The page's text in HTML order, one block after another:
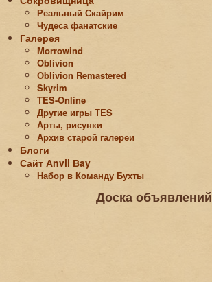
Реальный Скайрим
Чудеса фанатские
Галерея
Morrowind
Oblivion
Oblivion Remastered
Skyrim
TES-Online
Другие игры TES
Арты, рисунки
Архив старой галереи
Блоги
Сайт Аnvil Вay
Набор в Команду Бухты
Доска объявлений